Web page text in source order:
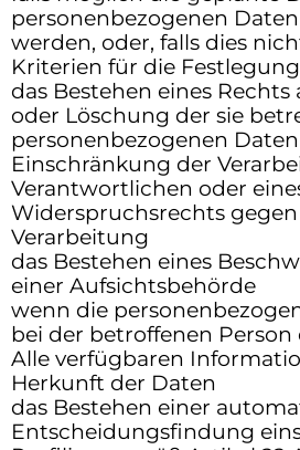
personenbezogenen
werden, oder, falls dies
Kriterien für die
das Bestehen eines
oder Löschung der sie
personenbezogenen
Einschränkung der
Verantwortlichen oder
Widerspruchsrechts gegen
Verarbeitung
das Bestehen eines
einer Aufsichtsbehörde
wenn die
bei der betroffenen
Alle verfügbaren
Herkunft der Daten
das Bestehen einer
Entscheidungsfindung